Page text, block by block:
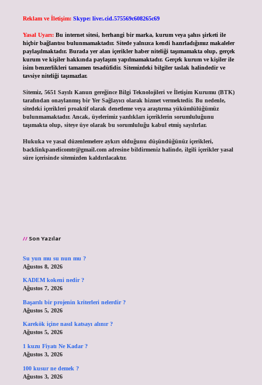
Reklam ve İletişim: Skype: live:.cid.575569c608265c69
Yasal Uyarı: Bu internet sitesi, herhangi bir marka, kurum veya şahıs şirketi ile
hiçbir bağlantısı bulunmamaktadır. Sitede yalnızca kendi hazırladığımız makaleler
paylaşılmaktadır. Burada yer alan içerikler haber niteliği taşımamakta olup, gerçek
kurum ve kişiler hakkında paylaşım yapılmamaktadır. Gerçek kurum ve kişiler ile
isim benzerlikleri tamamen tesadüfidir. Sitemizdeki bilgiler taslak halindedir ve
tavsiye niteliği taşımazlar.
Sitemiz, 5651 Sayılı Kanun gereğince Bilgi Teknolojileri ve İletişim Kurumu (BTK)
tarafından onaylanmış bir Yer Sağlayıcı olarak hizmet vermektedir. Bu nedenle,
sitedeki içerikleri proaktif olarak denetleme veya araştırma yükümlülüğümüz
bulunmamaktadır. Ancak, üyelerimiz yazdıkları içeriklerin sorumluluğunu
taşımakta olup, siteye üye olarak bu sorumluluğu kabul etmiş sayılırlar.
Hukuka ve yasal düzenlemelere aykırı olduğunu düşündüğünüz içerikleri,
backlinkpanelicomtr@gmail.comadresine bildirmeniz halinde, ilgili içerikler yasal
süre içerisinde sitemizden kaldırılacaktır.
Son Yazılar
Su yun mu su nun mu ?
Ağustos 8, 2026
KADEM kokeni nedir ?
Ağustos 7, 2026
Başarılı bir projenin kriterleri nelerdir ?
Ağustos 5, 2026
Karekök içine nasıl katsayı alınır ?
Ağustos 5, 2026
1 kuzu Fiyatı Ne Kadar ?
Ağustos 3, 2026
100 kusur ne demek ?
Ağustos 3, 2026